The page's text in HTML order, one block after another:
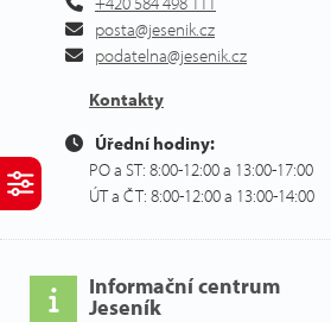
posta@jesenik.cz
podatelna@jesenik.cz
Kontakty
Úřední hodiny:
PO a ST: 8:00-12:00 a 13:00-17:00
ÚT a ČT: 8:00-12:00 a 13:00-14:00
Informační centrum
Jeseník